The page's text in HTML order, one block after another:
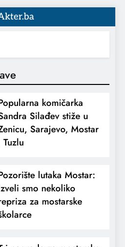
komičarka
Silađev stiže u
Sarajevo, Mostar
Tuzlu
lutaka Mostar:
smo nekoliko
za mostarske